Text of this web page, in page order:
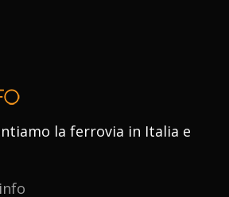
la ferrovia in Italia e